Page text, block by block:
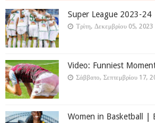
Super League 2023-24
Τρίτη, Δεκεμβρίου 05, 2023
Video: Funniest
Σάββατο, Σεπτεμβρίου 17,
Women in Basketball |